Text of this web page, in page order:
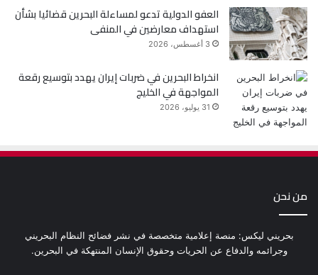
العفو الدولية تدعو لمساءلة البحرين قضائيا بشأن
استهداف معارضين في المنفى
3 أغسطس، 2026
انخراط البحرين في ضربات إيران يهدد بتوسيع رقعة
المواجهة في الخليج
31 يوليو، 2026
من نحن
بحريني ليكس: منصة إعلامية متخصصة في نشر فضائح النظام البحريني
وجرائمه والدفاع عن الحريات وحقوق الإنسان المنتهكة في البحرين.